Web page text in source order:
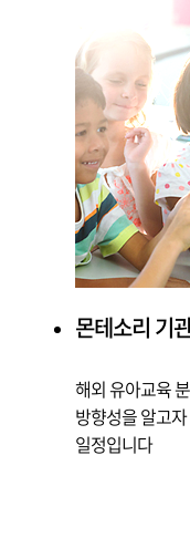
몬테소리 기
해외 유아교육
방향성을 알고
일정입니다